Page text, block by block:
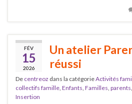
FÉV
15
2026
Un atelier
réussi
De centreoz dans la catégorieActivités
collectifs famille, Enfants, Familles, parents,
Insertion